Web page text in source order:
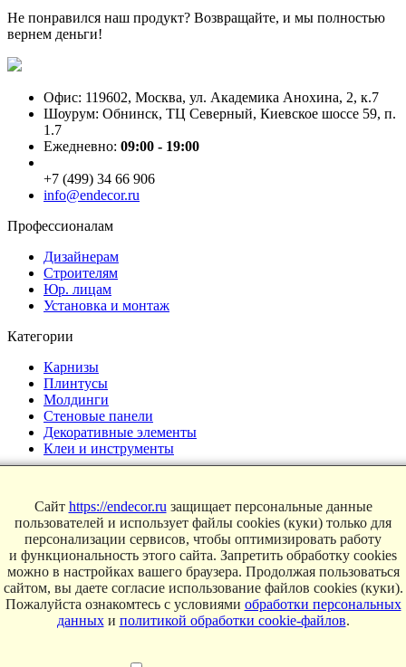
Не понравился наш продукт? Возвращайте, и мы полностью
вернем деньги!
Офис: 119602, Москва, ул. Академика Анохина, 2, к.7
Шоурум: Обнинск, ТЦ Северный, Киевское шоссе 59, п.
1.7
Ежедневно: 09:00 - 19:00
+7 (499) 34 66 906
info@endecor.ru
Профессионалам
Дизайнерам
Строителям
Юр. лицам
Установка и монтаж
Категории
Карнизы
Плинтусы
Молдинги
Стеновые панели
Декоративные элементы
Клеи и инструменты
Интерьеры
Блог
Магазин
О компании
Контакты
Условия продаж
Сайт https://endecor.ru защищает персональные данные
пользователей и использует файлы cookies (куки) только для
персонализации сервисов, чтобы оптимизировать работу
и функциональность этого сайта. Запретить обработку cookies
можно в настройках вашего браузера. Продолжая пользоваться
сайтом, вы даете согласие использование файлов cookies (куки).
Пожалуйста ознакомтесь с условиями обработки персональных
данныхи политикой обработки cookie-файлов.